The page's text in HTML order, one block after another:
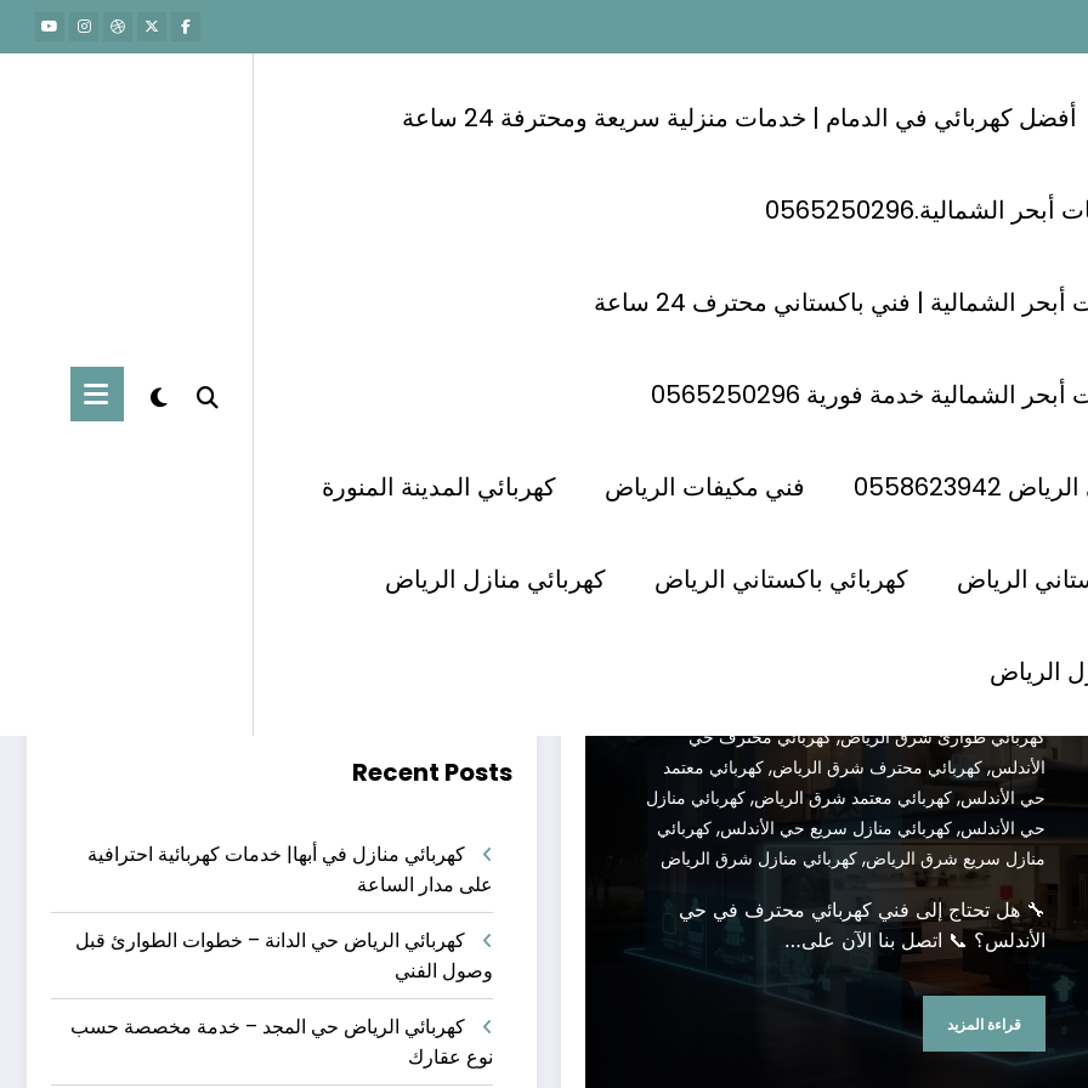
أفضل كهربائي في الدمام | خدمات منزلية سريعة ومحترفة 24 ساعة
الشمالية.0565250296
الشمالية | فني باكستاني محترف 24 ساعة
الشمالية خدمة فورية 0565250296
فني مكيفات الرياض كهربائي المدينة المنورة
الرياض كهربائي باكستاني الرياض كهربائي منازل الرياض
الرياض
حي الأندلس
؛؛؛0598262587
الأندلس,اصلاح كهرباء شرق الرياض,تمديد كهرباء حي
الأندلس,
كهربائي طوارئ شرق الرياض,كهربائي محترف حي
الأندلس, كهربائي محترف شرق الرياض, كهربائي معتمد
حي الأندلس, كهربائي معتمد شرق الرياض, كهربائي منازل
حي الأندلس, كهربائي منازل سريع حي الأندلس, كهربائي
منازل سريع شرق الرياض, كهربائي منازل شرق الرياض
🔧 هل تحتاج إلى فني كهربائي محترف في حي
الأندلس؟ 📞 اتصل بنا الآن على…
قراءة المزيد
البحث
Recent Posts
كهربائي منازل في أبها| خدمات كهربائية احترافية
على مدار الساعة
كهربائي الرياض حي الدانة – خطوات الطوارئ قبل
وصول الفني
كهربائي الرياض حي المجد – خدمة مخصصة حسب
نوع عقارك